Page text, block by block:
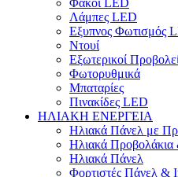
Φακοί LED
Λάμπες LED
Εξυπνος Φωτισμός
Ντουί
Εξωτερικοί
Φωτορυθμικά
Μπαταρίες
Πινακίδες LED
ΗΛΙΑΚΗ ΕΝΕΡΓΕΙΑ
Ηλιακά Πάνελ με
Ηλιακά
Hλιακά Πάνελ
Φορτιστές Πάνελ &